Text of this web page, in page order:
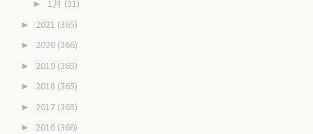
► 1月 (31)
► 2021 (365)
► 2020 (366)
► 2019 (365)
► 2018 (365)
► 2017 (365)
► 2016 (366)